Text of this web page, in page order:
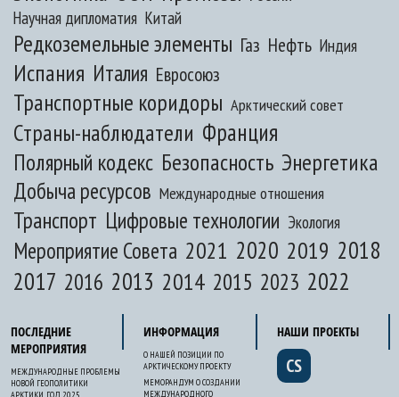
Научная дипломатия Китай
Редкоземельные элементы Газ Нефть Индия
Испания Италия Евросоюз
Транспортные коридоры Арктический совет
Страны-наблюдатели Франция
Полярный кодекс Безопасность Энергетика
Добыча ресурсов Международные отношения
Транспорт Цифровые технологии Экология
Мероприятие Совета 2021 2020 2019 2018
2017 2016 2013 2014 2015 2023 2022
ПОСЛЕДНИЕ
МЕРОПРИЯТИЯ
МЕЖДУНАРОДНЫЕ ПРОБЛЕМЫ
НОВОЙ ГЕОПОЛИТИКИ
ИНФОРМАЦИЯ
О НАШЕЙ ПОЗИЦИИ ПО
АРКТИЧЕСКОМУ ПРОЕКТУ
МЕМОРАНДУМ О СОЗДАНИИ
МЕЖДУНАРОДНОГО
НАШИ ПРОЕКТЫ
CS